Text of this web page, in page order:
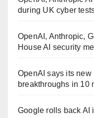
during UK cyber
OpenAI, Anthropic,
House AI security
OpenAI says its new
breakthroughs in 10
Google rolls back AI